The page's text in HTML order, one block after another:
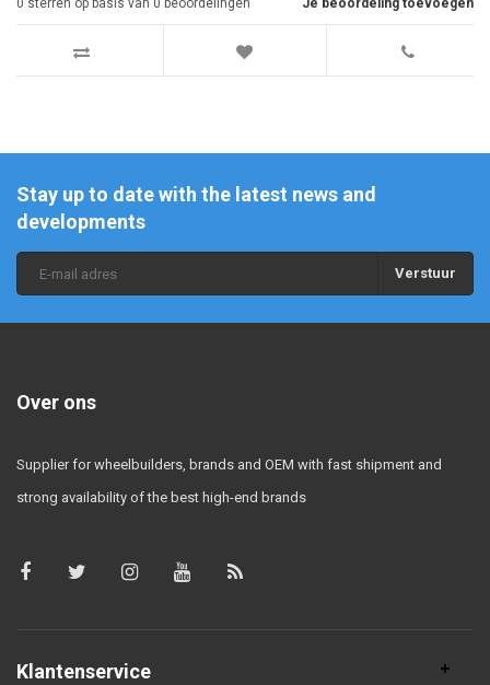
Je beoordeling toevoegen
0 sterren op basis van 0 beoordelingen
Stay up to date with the latest news and
developments
Verstuur
Over ons
Supplier for wheelbuilders, brands and OEM with fast shipment and
strong availability of the best high-end brands
Klantenservice